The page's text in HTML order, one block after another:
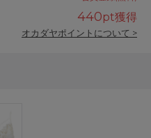
440pt獲得
オカダヤポイントについて >